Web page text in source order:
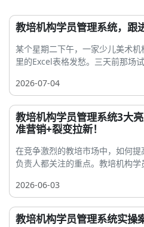
教培机构学员管理系统，跟
某个星期二下午，一家少儿美术
里的Excel表格发愁。三天前那场
2026-07-04
教培机构学员管理系统3大
准营销+裂变拉新！
在竞争激烈的教培市场中，如何
负责人都关注的重点。教培机构学
2026-06-03
教培机构学员管理系统实操